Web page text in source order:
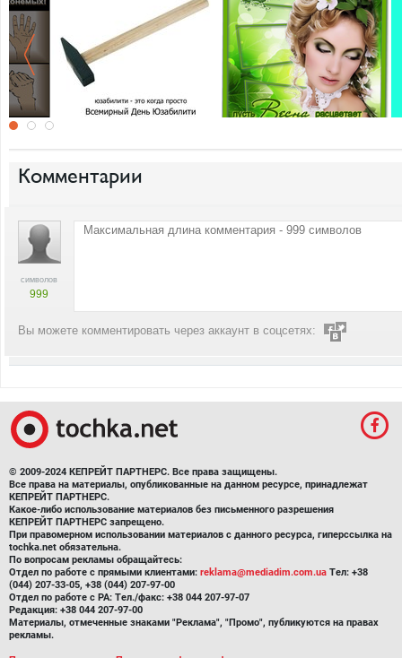
Комментарии
символов
999
Вы можете комментировать через аккаунт в соцсетях:
© 2009-2024 КЕПРЕЙТ ПАРТНЕРС. Все права защищены.
Все права на материалы, опубликованные на данном ресурсе, принадлежат
КЕПРЕЙТ ПАРТНЕРС.
Какое-либо использование материалов без письменного разрешения
КЕПРЕЙТ ПАРТНЕРС запрещено.
При правомерном использовании материалов с данного ресурса, гиперссылка на
tochka.net обязательна.
По вопросам рекламы обращайтесь:
Отдел по работе с прямыми клиентами: reklama@mediadim.com.ua Тел: +38
(044) 207-33-05, +38 (044) 207-97-00
Отдел по работе с РА: Тел./факс: +38 044 207-97-07
Редакция: +38 044 207-97-00
Материалы, отмеченные знаками "Реклама", "Промо", публикуются на правах
рекламы.